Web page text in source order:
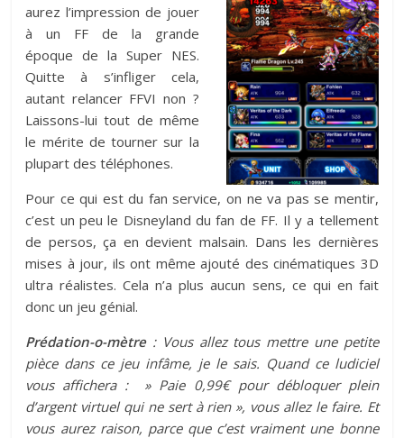
aurez l’impression de jouer
à un FF de la grande
époque de la Super NES.
Quitte à s’infliger cela,
autant relancer FFVI non ?
Laissons-lui tout de même
le mérite de tourner sur la
plupart des téléphones.
Pour ce qui est du fan service, on ne va pas se mentir,
c’est un peu le Disneyland du fan de FF. Il y a tellement
de persos, ça en devient malsain. Dans les dernières
mises à jour, ils ont même ajouté des cinématiques 3D
ultra réalistes. Cela n’a plus aucun sens, ce qui en fait
donc un jeu génial.
Prédation-o-mètre: Vous allez tous mettre une petite
pièce dans ce jeu infâme, je le sais. Quand ce ludiciel
vous affichera : » Paie 0,99€ pour débloquer plein
d’argent virtuel qui ne sert à rien », vous allez le faire. Et
vous aurez raison, parce que c’est vraiment une bonne